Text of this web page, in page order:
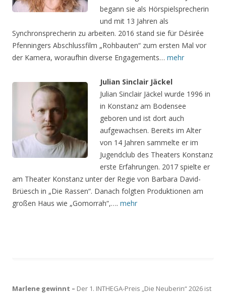
begann sie als Hörspielsprecherin
und mit 13 Jahren als
Synchronsprecherin zu arbeiten. 2016 stand sie für Désirée
Pfenningers Abschlussfilm „Rohbauten“ zum ersten Mal vor
der Kamera, woraufhin diverse Engagements… mehr
Julian Sinclair Jäckel
Julian Sinclair Jäckel wurde 1996 in
in Konstanz am Bodensee
geboren und ist dort auch
aufgewachsen. Bereits im Alter
von 14 Jahren sammelte er im
Jugendclub des Theaters Konstanz
erste Erfahrungen. 2017 spielte er
am Theater Konstanz unter der Regie von Barbara David-
Brüesch in „Die Rassen“. Danach folgten Produktionen am
großen Haus wie „Gomorrah“,…. mehr
Marlene gewinnt – Der 1. INTHEGA-Preis „Die Neuberin“ 2026 ist